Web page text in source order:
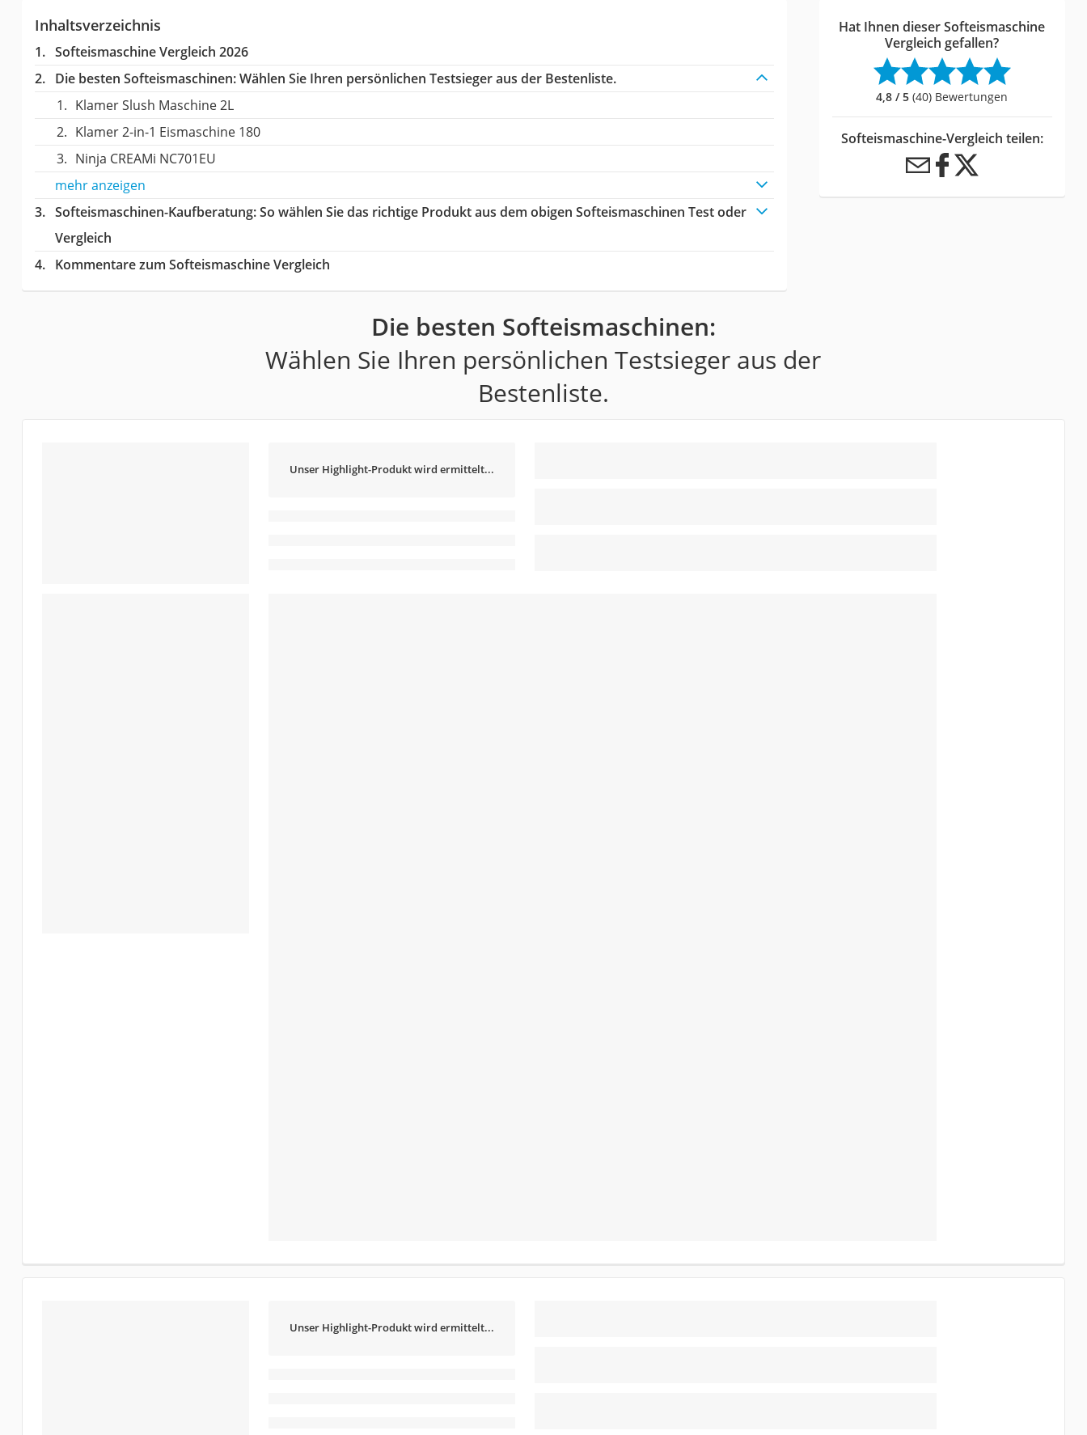
Inhaltsverzeichnis
Softeismaschine Vergleich 2026
Die besten Softeismaschinen:Wählen Sie Ihren persönlichen Testsieger aus der Bestenliste.
Klamer Slush Maschine 2L
Klamer 2-in-1 Eismaschine 180
Ninja CREAMi NC701EU
mehr anzeigen
Softeismaschinen-Kaufberatung: So wählen Sie das richtige Produkt aus dem obigen Softeismaschinen Test oder
Vergleich
Kommentare zum Softeismaschine Vergleich
Hat Ihnen dieser Softeismaschine
Vergleich gefallen?
4,8 / 5 (40) Bewertungen
Softeismaschine-Vergleich teilen:
Die besten Softeismaschinen:
Wählen Sie Ihren persönlichen Testsieger aus der
Bestenliste.
Unser Highlight-Produkt wird ermittelt...
Unser Highlight-Produkt wird ermittelt...